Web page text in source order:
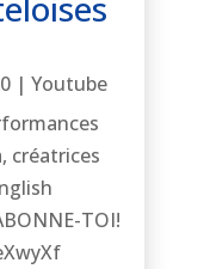
| Youtube
créatrices
TOI!